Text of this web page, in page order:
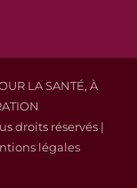
LA SANTÉ, À
droits réservés |
légales